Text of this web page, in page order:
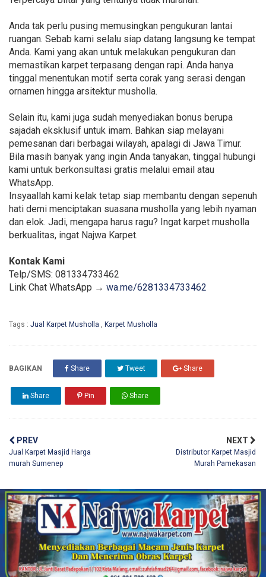
Anda tak perlu pusing memusingkan pengukuran lantai
ruangan. Sebab kami selalu siap datang langsung ke tempat
Anda. Kami yang akan untuk melakukan pengukuran dan
memastikan karpet terpasang dengan rapi. Anda hanya
tinggal menentukan motif serta corak yang serasi dengan
ornamen hingga arsitektur musholla.
Selain itu, kami juga sudah menyediakan bonus berupa
sajadah eksklusif untuk imam. Bahkan siap melayani
pemesanan dari berbagai wilayah, apalagi di Jawa Timur.
Bila masih banyak yang ingin Anda tanyakan, tinggal hubungi
kami untuk berkonsultasi gratis melalui email atau
WhatsApp.
Insyaallah kami kelak tetap siap membantu dengan sepenuh
hati demi menciptakan suasana musholla yang lebih nyaman
dan elok. Jadi, mengapa harus ragu? Ingat karpet musholla
berkualitas, ingat Najwa Karpet.
Kontak Kami
Telp/SMS: 081334733462
Link Chat WhatsApp → wa.me/6281334733462
Tags : Jual Karpet Musholla , Karpet Musholla
BAGIKAN Share Tweet Share
Share Pin Share
PREV
Jual Karpet Masjid Harga
murah Sumenep
NEXT
Distributor Karpet Masjid
Murah Pamekasan